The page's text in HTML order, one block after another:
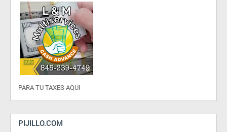
PARA TU TAXES AQUI
PIJILLO.COM